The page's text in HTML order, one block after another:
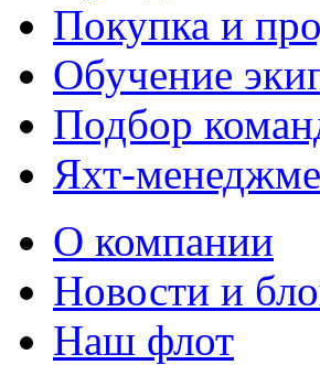
Покупка и
Обучение
Подбор
Яхт-
О компании
Новости и
Наш флот